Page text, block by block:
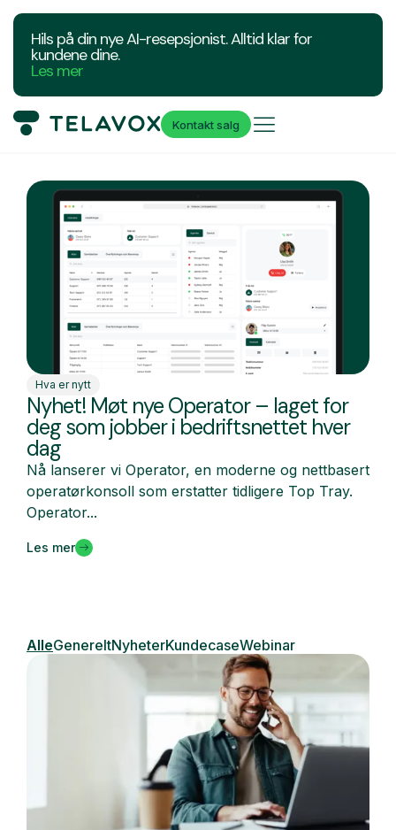
Hils på din nye AI-resepsjonist. Alltid klar for
kundene dine.
Les mer
Kontakt salg
Hva er nytt
Nyhet! Møt nye Operator – laget for
deg som jobber i bedriftsnettet hver
dag
Nå lanserer vi Operator, en moderne og nettbasert
operatørkonsoll som erstatter tidligere Top Tray.
Operator...
Les mer
AlleGenereltNyheterKundecaseWebinar